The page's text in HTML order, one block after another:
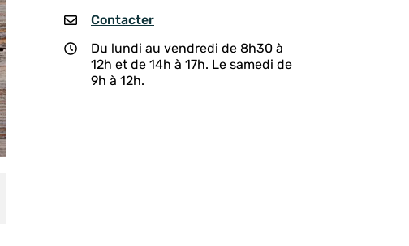
Contacter
Du lundi au vendredi de 8h30 à
12h et de 14h à 17h. Le samedi de
9h à 12h.